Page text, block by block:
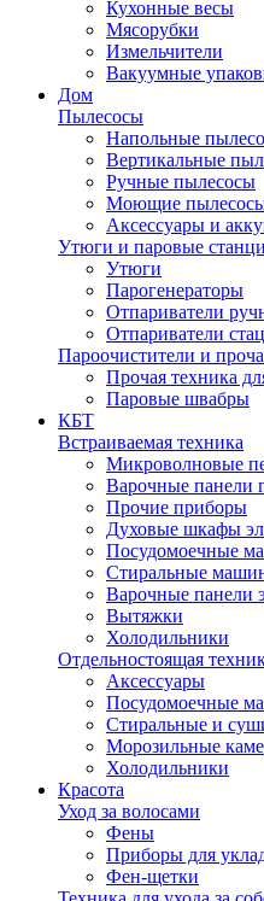
Кухонные весы
Мясорубки
Измельчители
Вакуумные
Дом
Пылесосы
Напольные
Вертикальные
Ручные пылесосы
Моющие
Аксессуары и
Утюги и паровые
Утюги
Парогенераторы
Отпариватели
Отпариватели
Пароочистители и
Прочая техника
Паровые швабры
КБТ
Встраиваемая техника
Микроволновые
Варочные панели
Прочие приборы
Духовые шкафы
Посудомоечные
Стиральные
Варочные панели
Вытяжки
Холодильники
Отдельностоящая
Аксессуары
Посудомоечные
Стиральные и
Морозильные
Холодильники
Красота
Уход за волосами
Фены
Приборы для
Фен-щетки